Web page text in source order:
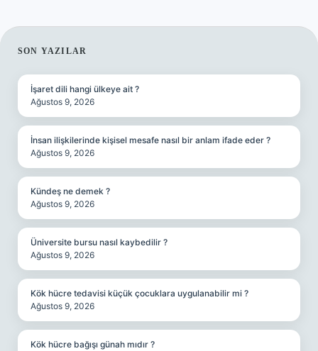
SIDEBAR
SON YAZILAR
İşaret dili hangi ülkeye ait ?
Ağustos 9, 2026
İnsan ilişkilerinde kişisel mesafe nasıl bir anlam ifade eder ?
Ağustos 9, 2026
Kündeş ne demek ?
Ağustos 9, 2026
Üniversite bursu nasıl kaybedilir ?
Ağustos 9, 2026
Kök hücre tedavisi küçük çocuklara uygulanabilir mi ?
Ağustos 9, 2026
Kök hücre bağışı günah mıdır ?